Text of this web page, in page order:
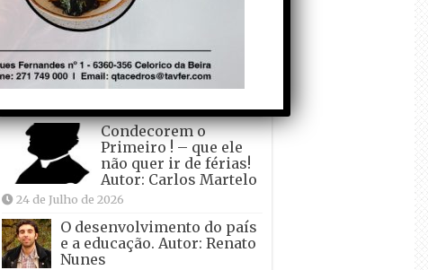
Tadei Pogacar vence o
“Tour” – A “Volta a
França em Bicicleta”
pela quinta vez! Autor:
João Dinis
Condecorem o
Primeiro ! – que ele
não quer ir de férias!
Autor: Carlos Martelo
24 de Julho de 2026
O desenvolvimento do país
e a educação. Autor: Renato
Nunes